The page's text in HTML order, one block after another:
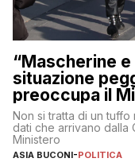
“Mascherine
situazione
preoccupa il
Non si tratta di un
dati che arrivano dalla
Ministero
ASIA BUCONI-POLITICA